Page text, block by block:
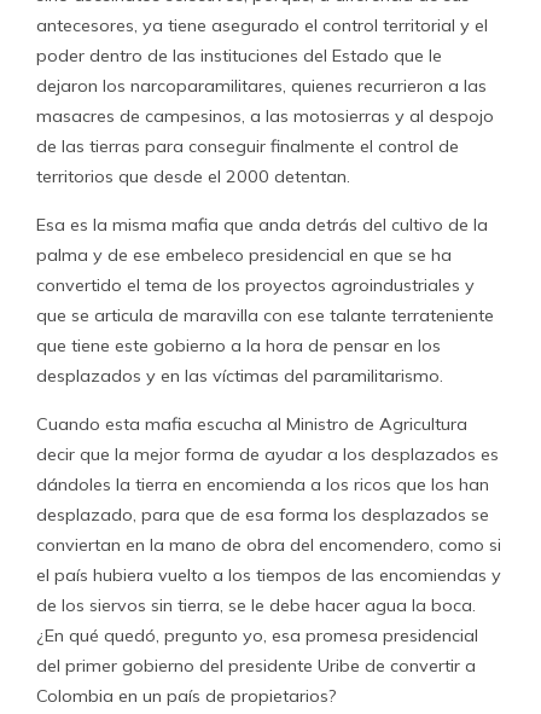
antecesores, ya tiene asegurado el control territorial y el
poder dentro de las instituciones del Estado que le
dejaron los narcoparamilitares, quienes recurrieron a las
masacres de campesinos, a las motosierras y al despojo
de las tierras para conseguir finalmente el control de
territorios que desde el 2000 detentan.
Esa es la misma mafia que anda detrás del cultivo de la
palma y de ese embeleco presidencial en que se ha
convertido el tema de los proyectos agroindustriales y
que se articula de maravilla con ese talante terrateniente
que tiene este gobierno a la hora de pensar en los
desplazados y en las víctimas del paramilitarismo.
Cuando esta mafia escucha al Ministro de Agricultura
decir que la mejor forma de ayudar a los desplazados es
dándoles la tierra en encomienda a los ricos que los han
desplazado, para que de esa forma los desplazados se
conviertan en la mano de obra del encomendero, como si
el país hubiera vuelto a los tiempos de las encomiendas y
de los siervos sin tierra, se le debe hacer agua la boca.
¿En qué quedó, pregunto yo, esa promesa presidencial
del primer gobierno del presidente Uribe de convertir a
Colombia en un país de propietarios?